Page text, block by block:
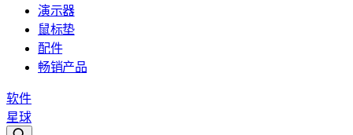
演示器
鼠标垫
配件
畅销产品
软件
星球